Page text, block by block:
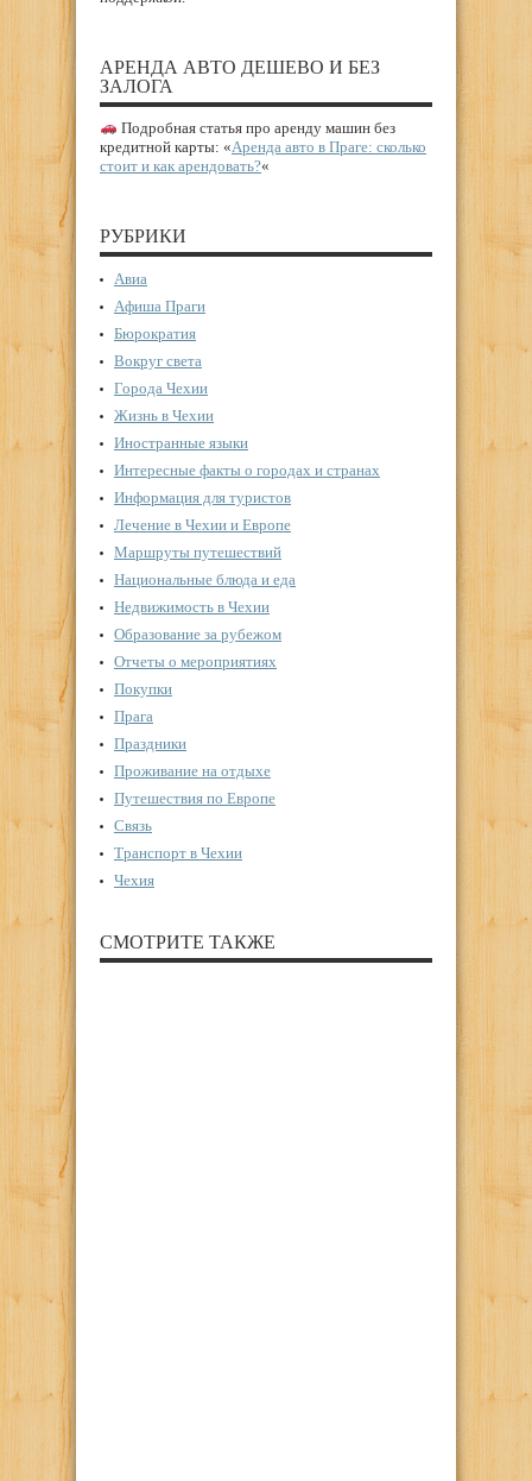
АРЕНДА АВТО ДЕШЕВО И БЕЗ
ЗАЛОГА
Подробная статья про аренду машин без
кредитной карты: «Аренда авто в Праге: сколько
стоит и как арендовать?«
РУБРИКИ
Авиа
Афиша Праги
Бюрократия
Вокруг света
Города Чехии
Жизнь в Чехии
Иностранные языки
Интересные факты о городах и странах
Информация для туристов
Лечение в Чехии и Европе
Маршруты путешествий
Национальные блюда и еда
Недвижимость в Чехии
Образование за рубежом
Отчеты о мероприятиях
Покупки
Прага
Праздники
Проживание на отдыхе
Путешествия по Европе
Связь
Транспорт в Чехии
Чехия
СМОТРИТЕ ТАКЖЕ